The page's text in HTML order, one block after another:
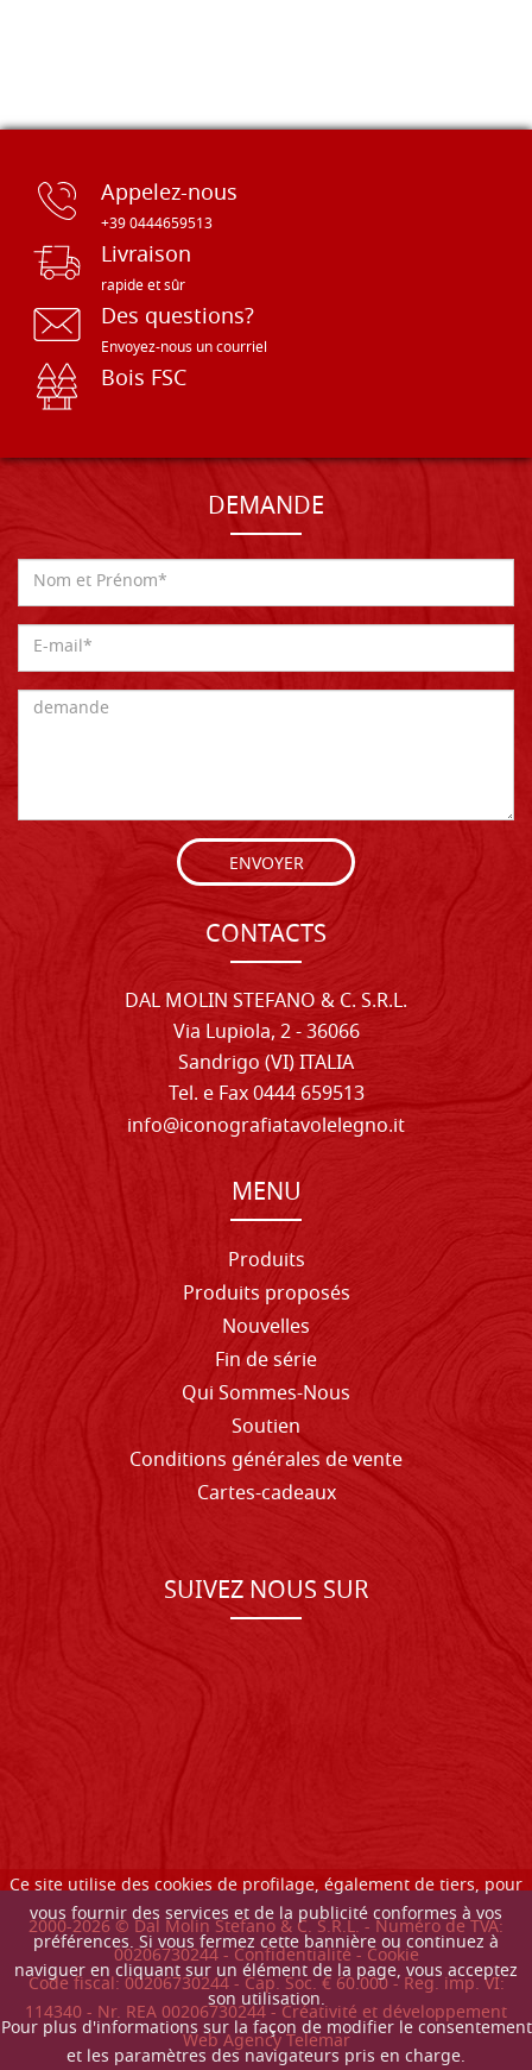
Ce site utilise des cookies de profilage, également de tiers, pour
vous fournir des services et de la publicité conformes à vos
préférences. Si vous fermez cette bannière ou continuez à
naviguer en cliquant sur un élément de la page, vous acceptez
son utilisation.
Pour plus d'informations sur la façon de modifier le consentement
et les paramètres des navigateurs pris en charge.
Appelez-nous
+39 0444659513
Livraison
rapide et sûr
Des questions?
Envoyez-nous un courriel
Bois FSC
DEMANDE
ENVOYER
CONTACTS
DAL MOLIN STEFANO & C. S.R.L.
Via Lupiola, 2 - 36066
Sandrigo (VI) ITALIA
Tel. e Fax 0444 659513
info@iconografiatavolelegno.it
MENU
Produits
Produits proposés
Nouvelles
Fin de série
Qui Sommes-Nous
Soutien
Conditions générales de vente
Cartes-cadeaux
SUIVEZ NOUS SUR
2000-2026© Dal Molin Stefano & C. S.R.L. - Numéro de TVA:
00206730244 -Confidentialité-Cookie
Code fiscal: 00206730244 - Cap. Soc. € 60.000 - Reg. imp. VI:
114340 - Nr. REA 00206730244 - Créativité et développement
Web Agency Telemar